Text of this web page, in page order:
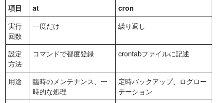
項目 at cron
実行
回数
一度だけ 繰り返し
設定
方法
コマンドで都度登録 crontabファイルに記述
用途
臨時のメンテナンス、一
時的な処理
定時バックアップ、ログロー
テーション